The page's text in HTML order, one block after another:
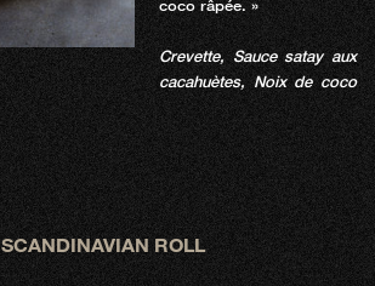
coco râpée. »
Crevette, Sauce satay aux
cacahuètes, Noix de coco
SCANDINAVIAN ROLL